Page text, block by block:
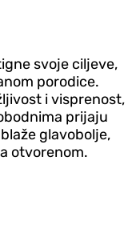
svoje ciljeve,
porodice.
i visprenost,
prijaju
glavobolje,
otvorenom.